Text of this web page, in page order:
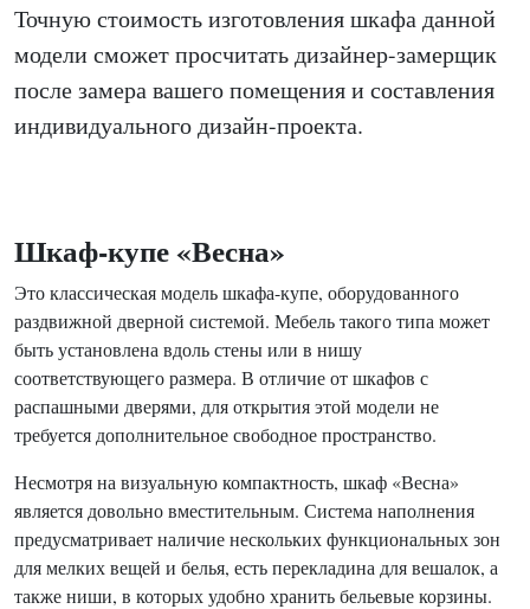
Точную стоимость изготовления шкафа данной
модели сможет просчитать дизайнер-замерщик
после замера вашего помещения и составления
индивидуального дизайн-проекта.
Шкаф-купе «Весна»
Это классическая модель шкафа-купе, оборудованного
раздвижной дверной системой. Мебель такого типа может
быть установлена вдоль стены или в нишу
соответствующего размера. В отличие от шкафов с
распашными дверями, для открытия этой модели не
требуется дополнительное свободное пространство.
Несмотря на визуальную компактность, шкаф «Весна»
является довольно вместительным. Система наполнения
предусматривает наличие нескольких функциональных зон
для мелких вещей и белья, есть перекладина для вешалок, а
также ниши, в которых удобно хранить бельевые корзины.